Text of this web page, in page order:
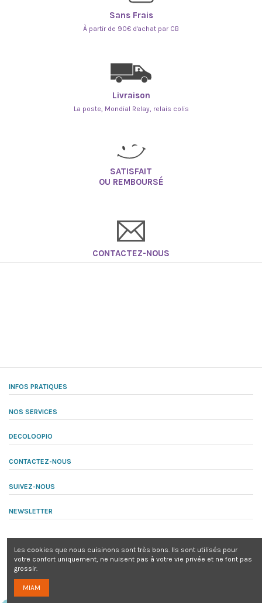
Sans Frais
À partir de 90€ d'achat par CB
Livraison
La poste, Mondial Relay, relais colis
SATISFAIT
OU REMBOURSÉ
CONTACTEZ-NOUS
INFOS PRATIQUES
NOS SERVICES
DECOLOOPIO
CONTACTEZ-NOUS
SUIVEZ-NOUS
NEWSLETTER
© decoloopio® tous droits réservés | Siret 919 783 464 00010 - TVA : TVA
Les cookies que nous cuisinons sont très bons. Ils sont utilisés pour
votre confort uniquement, ne nuisent pas à votre vie privée et ne font pas
grossir.
MIAM